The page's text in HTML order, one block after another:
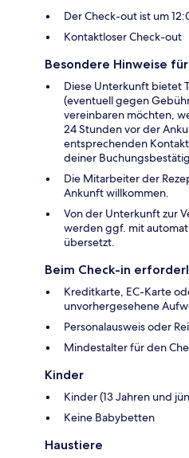
Der Check-out ist um
Kontaktloser Check-out
Besondere Hinweise
Diese Unterkunft bietet
(eventuell gegen
vereinbaren möchten,
24 Stunden vor der
entsprechenden
deiner
Die Mitarbeiter der
Ankunft willkommen.
Von der Unterkunft zur
werden ggf. mit
übersetzt.
Beim Check-in
Kreditkarte, EC-Karte
unvorhergesehene
Personalausweis oder
Mindestalter für den
Kinder
Kinder (13 Jahren und
Keine Babybetten
Haustiere